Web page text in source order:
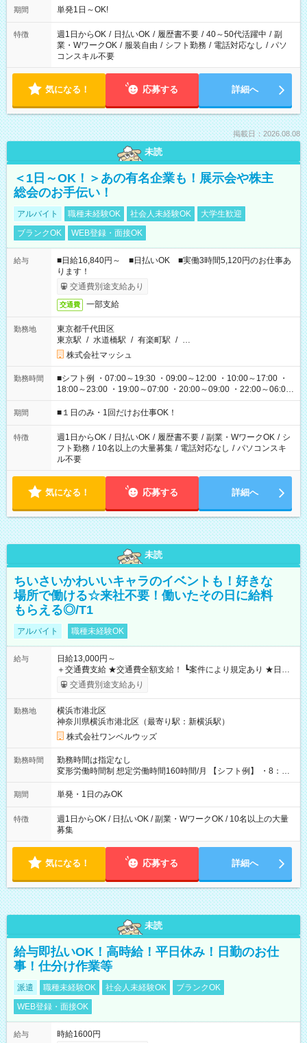
期間 単発1日～OK!
特徴 週1日からOK / 日払いOK / 履歴書不要 / 40～50代活躍中 / 副
業・WワークOK / 服装自由 / シフト勤務 / 電話対応なし / パソ
コンスキル不要
気になる！ 応募する 詳細へ
掲載日：2026.08.08
未読
＜1日～OK！＞あの有名企業も！展示会や株主
総会のお手伝い！
アルバイト 職種未経験OK 社会人未経験OK
大学生歓迎
ブランクOK
WEB登録・面接OK
給与
■日給16,840円～ ■日払いOK ■実働3時間5,120円のお仕事あ
ります！
交通費別途支給あり
交通費 一部支給
勤務地
東京都千代田区
東京駅 / 水道橋駅 / 有楽町駅 / …
株式会社マッシュ
勤務時間
■シフト例 ・07:00～19:30 ・09:00～12:00 ・10:00～17:00 ・
18:00～23:00 ・19:00～07:00 ・20:00～09:00 ・22:00～06:00
etc ★最短で3時間で5,120円のお仕事から 15時間で2万円近く稼
げるお仕事も！ ご希望のお時間に合わせてご紹介！ ※シフトは
ください！
期間 ■１日のみ・1回だけお仕事OK！
特徴 週1日からOK / 日払いOK / 履歴書不要 / 副業・WワークOK / シ
フト勤務 / 10名以上の大量募集 / 電話対応なし / パソコンスキ
ル不要
気になる！ 応募する 詳細へ
未読
ちいさいかわいいキャラのイベントも！好きな
場所で働ける☆来社不要！働いたその日に給料
もらえる◎/T1
アルバイト 職種未経験OK
給与
日給13,000円～
＋交通費支給 ★交通費全額支給！ ┗案件により規定あり ★日払
いOK！（規定あり） ┗働いたその日に現金GET♪ お仕事後はコ
ンビニATMから 日払い分を引き落とせます！ 【試用期間】試
交通費別途支給あり
勤務地
横浜市港北区
神奈川県横浜市港北区（最寄り駅：新横浜駅）
株式会社ワンベルウッズ
勤務時間
勤務時間は指定なし
変形労働時間制 想定労働時間160時間/月 【シフト例】 ・8：00
～21：00
期間 単発・1日のみOK
特徴
週1日からOK / 日払いOK / 副業・WワークOK / 10名以上の大量
募集
気になる！ 応募する 詳細へ
未読
給与即払いOK！高時給！平日休み！日勤のお仕
事！仕分け作業等
派遣 職種未経験OK 社会人未経験OK
ブランクOK
WEB登録・面接OK
給与
時給1600円